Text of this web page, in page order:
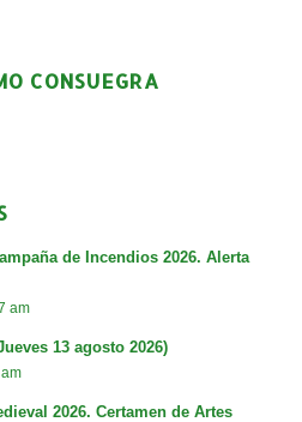
CONSUEGRA
de Incendios 2026. Alerta
am
13 agosto 2026)
2026. Certamen de Artes